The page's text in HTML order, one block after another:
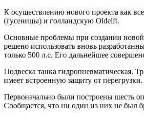
К осуществлению нового проекта как
(гусеницы) и голландскую Oldelft.
Основные проблемы при создании
решено использовать вновь
только 500 л.с. Его дальнейшее
Подвеска танка гидропневматическая.
имеет встроенную защиту от перегрузки.
Первоначально были построены шесть
Сообщается, что ни один из них не был